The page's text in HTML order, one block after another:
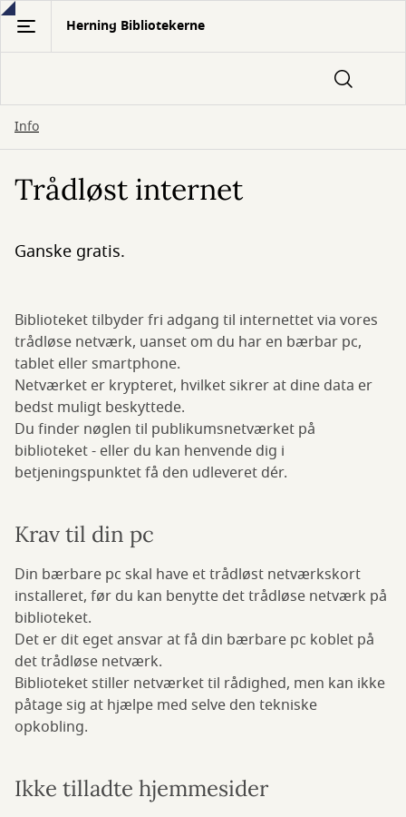
Gå
hovedindhold
Herning Bibliotekerne
Info
Trådløst internet
Ganske gratis.
Biblioteket tilbyder fri adgang til internettet via vores
trådløse netværk, uanset om du har en bærbar pc,
tablet eller smartphone.
Netværket er krypteret, hvilket sikrer at dine data er
bedst muligt beskyttede.
Du finder nøglen til publikumsnetværket på
biblioteket - eller du kan henvende dig i
betjeningspunktet få den udleveret dér.
Krav til din pc
Din bærbare pc skal have et trådløst netværkskort
installeret, før du kan benytte det trådløse netværk på
biblioteket.
Det er dit eget ansvar at få din bærbare pc koblet på
det trådløse netværk.
Biblioteket stiller netværket til rådighed, men kan ikke
påtage sig at hjælpe med selve den tekniske
opkobling.
Ikke tilladte hjemmesider